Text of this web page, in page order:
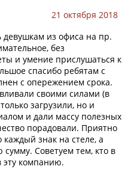
21 октября 2018
девушкам из офиса на пр.
без
и умение прислушаться к
спасибо ребятам с
с опережением срока.
своими силами (в
загрузили, но и
и дали массу полезных
порадовали. Приятно
каждый знак на стеле, а
Советуем тем, кто в
эту компанию.